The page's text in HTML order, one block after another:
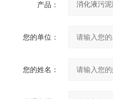
产品：
您的单位：
您的姓名：